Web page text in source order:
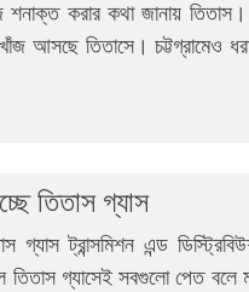
শনাক্ত করার কথা জানায়
আসছে তিতাসে। চট্টগ্রামেও
তিতাস গ্যাস
গ্যাস ট্রান্সমিশন এন্ড
তিতাস গ্যাসেই সবগুলো পেত